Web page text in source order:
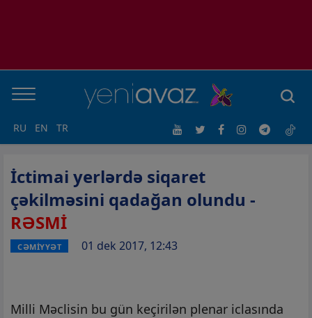
RU EN TR
İctimai yerlərdə siqaret
çəkilməsini qadağan olundu -
RƏSMİ
CƏMİYYƏT 01 dek 2017, 12:43
Milli Məclisin bu gün keçirilən plenar iclasında